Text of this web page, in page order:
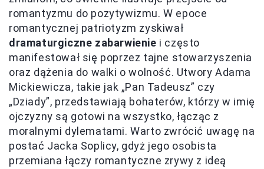
romantyzmu do pozytywizmu. W epoce
romantycznej patriotyzm zyskiwał
dramaturgiczne zabarwienie i często
manifestował się poprzez tajne stowarzyszenia
oraz dążenia do walki o wolność. Utwory Adama
Mickiewicza, takie jak „Pan Tadeusz” czy
„Dziady”, przedstawiają bohaterów, którzy w imię
ojczyzny są gotowi na wszystko, łącząc z
moralnymi dylematami. Warto zwrócić uwagę na
postać Jacka Soplicy, gdyż jego osobista
przemiana łączy romantyczne zrywy z ideą